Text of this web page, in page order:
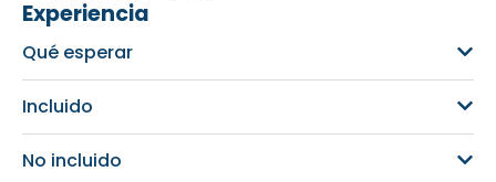
Experiencia
Qué esperar
Incluido
No incluido